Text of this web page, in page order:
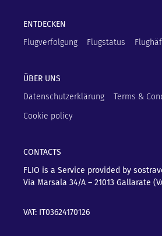
ENTDECKEN
Flugverfolgung
Flugstatus
ÜBER UNS
Datenschutzerklärung
Terms &
Cookie policy
CONTACTS
FLIO is a Service provided by
Via Marsala 34/A – 21013 Gallarate
VAT: IT03624170126